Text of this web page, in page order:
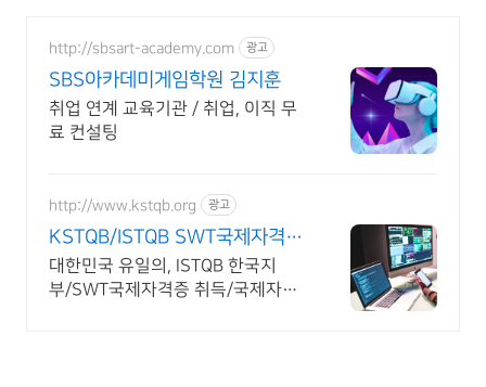
http://sbsart-academy.com 광고
SBS아카데미게임학원 김지훈
취업 연계 교육기관 / 취업, 이직 무
료 컨설팅
http://www.kstqb.org 광고
KSTQB/ISTQB SWT국제자격시
험
대한민국 유일의, ISTQB 한국지
부/SWT국제자격증 취득/국제자격